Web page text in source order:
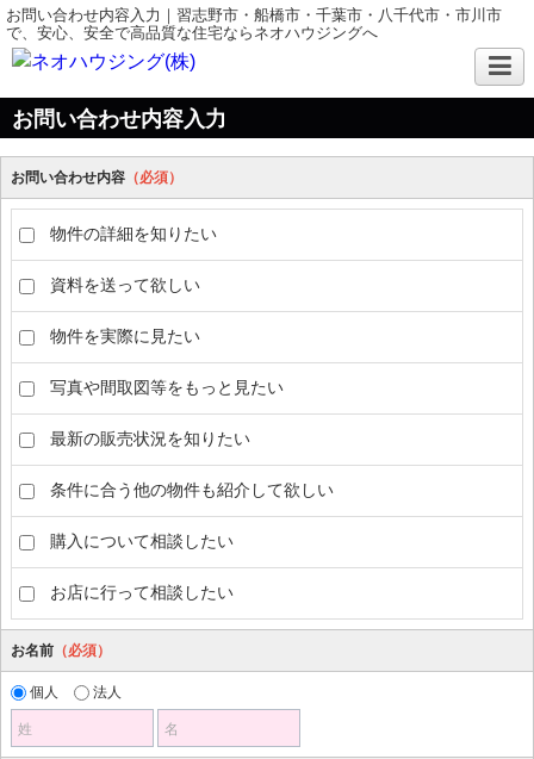
お問い合わせ内容入力｜習志野市・船橋市・千葉市・八千代市・市川市
で、安心、安全で高品質な住宅ならネオハウジングへ
お問い合わせ内容入力
お問い合わせ内容 （必須）
物件の詳細を知りたい
資料を送って欲しい
物件を実際に見たい
写真や間取図等をもっと見たい
最新の販売状況を知りたい
条件に合う他の物件も紹介して欲しい
購入について相談したい
お店に行って相談したい
お名前 （必須）
個人 法人
姓 名